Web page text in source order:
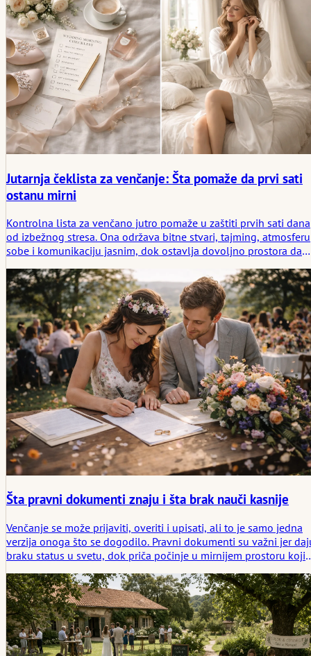
Jutarnja čeklista za venčanje: Šta pomaže da prvi sati
ostanu mirni
Kontrolna lista za venčano jutro pomaže u zaštiti prvih sati dana
od izbežnog stresa. Ona održava bitne stvari, tajming, atmosferu
sobe i komunikaciju jasnim, dok ostavlja dovoljno prostora da
Šta pravni dokumenti znaju i šta brak nauči kasnije
Venčanje se može prijaviti, overiti i upisati, ali to je samo jedna
verzija onoga što se dogodilo. Pravni dokumenti su važni jer
braku status u svetu, dok priča počinje u mirnijem prostoru koji